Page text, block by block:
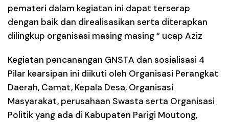
pemateri dalam kegiatan ini dapat terserap
dengan baik dan direalisasikan serta diterapkan
dilingkup organisasi masing masing “ ucap Aziz
Kegiatan pencanangan GNSTA dan sosialisasi 4
Pilar kearsipan ini diikuti oleh Organisasi Perangkat
Daerah, Camat, Kepala Desa, Organisasi
Masyarakat, perusahaan Swasta serta Organisasi
Politik yang ada di Kabupaten Parigi Moutong,